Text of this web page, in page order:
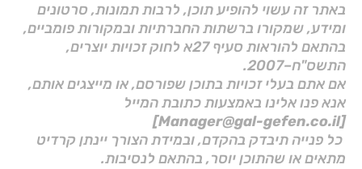
באתר זה עשוי להופיע תוכן, לרבות תמונות, סרטונים
ומידע, שמקורו ברשתות החברתיות ובמקורות פומביים,
בהתאם להוראות סעיף 27א לחוק זכויות יוצרים,
התשס"ח–2007.
אם אתם בעלי זכויות בתוכן שפורסם, או מייצגים אותם,
אנא פנו אלינו באמצעות כתובת המייל
[Manager@gal-gefen.co.il]
כל פנייה תיבדק בהקדם, ובמידת הצורך יינתן קרדיט
מתאים או שהתוכן יוסר, בהתאם לנסיבות.